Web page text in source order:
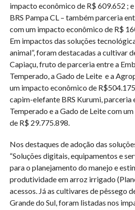
impacto econômico de R$ 609.652 ;
BRS Pampa CL – também parceria
com um impacto econômico de R$
Em impactos das soluções
animal”, foram destacadas a cultivar
Capiaçu, fruto de parceria entre a
Temperado, a Gado de Leite e a
um impacto econômico de
capim-elefante BRS Kurumi, parceria
Temperado e a Gado de Leite com
de R$ 29.775.898.
Nos destaques de adoção das
“Soluções digitais, equipamentos e
para o planejamento do manejo e
produtividade em arroz irrigado
acessos. Já as cultivares de pêssego
Grande do Sul, foram listadas nos